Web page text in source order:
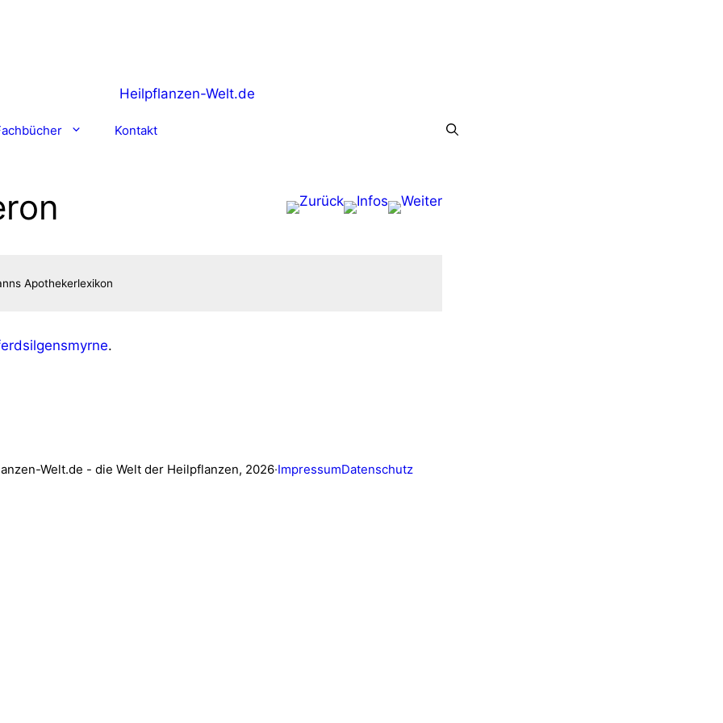
Kontakt
.
Welt.de - die Welt der Heilpflanzen, 2026·ImpressumDatenschutz